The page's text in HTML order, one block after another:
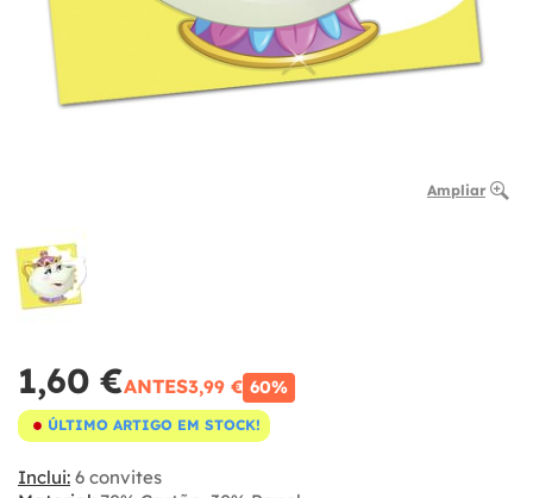
Ampliar
1,60 €ANTES3,99 € 60%
ÚLTIMO ARTIGO EM STOCK!
Inclui: 6 convites